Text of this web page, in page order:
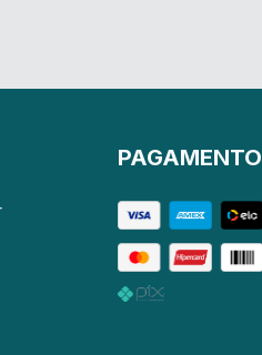
PAGAMENTO